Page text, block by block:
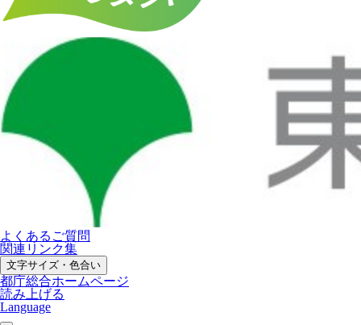
よくあるご質問
関連リンク集
文字サイズ・色合い
都庁総合ホームページ
読み上げる
Language